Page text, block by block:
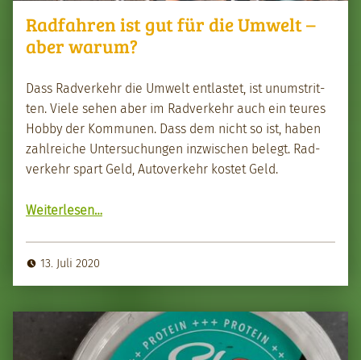
Radfahren ist gut für die Umwelt –
aber warum?
Dass Rad­verkehr die Umwelt ent­lastet, ist unum­strit­
ten. Viele sehen aber im Rad­verkehr auch ein teures
Hob­by der Kom­munen. Dass dem nicht so ist, haben
zahlre­iche Unter­suchun­gen inzwis­chen belegt. Rad­
verkehr spart Geld, Autoverkehr kostet Geld.
Weit­er­lesen“Rad­fahren ist gut für die Umwelt – aber warum?”
…
13. Juli 2020